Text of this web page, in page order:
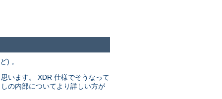
) 。
います。 XDR 仕様でそうなって
の内部についてより詳しい方が